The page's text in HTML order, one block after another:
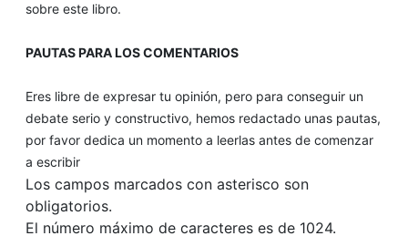
sobre este libro.
PAUTAS PARA LOS COMENTARIOS
Eres libre de expresar tu opinión, pero para conseguir un
debate serio y constructivo, hemos redactado unas pautas,
por favor dedica un momento a leerlas antes de comenzar
a escribir
Los campos marcados con asterisco son
obligatorios.
El número máximo de caracteres es de 1024.